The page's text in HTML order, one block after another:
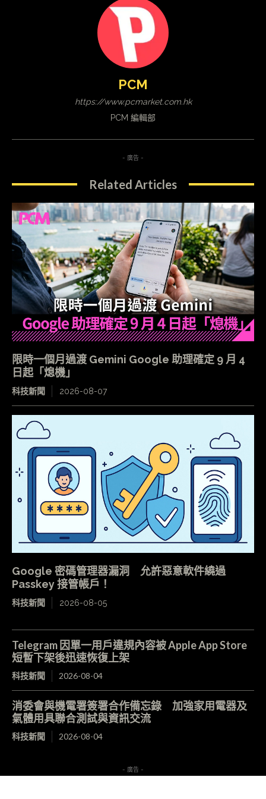
PCM
https://www.pcmarket.com.hk
PCM 編輯部
- 廣告 -
Related Articles
限時一個月過渡 Gemini Google 助理確定 9 月 4
日起「熄機」
科技新聞 2026-08-07
Google 密碼管理器漏洞 允許惡意軟件繞過
Passkey 接管帳戶！
科技新聞 2026-08-05
Telegram 因單一用戶違規內容被 Apple App Store
短暫下架後迅速恢復上架
科技新聞 2026-08-04
消委會與機電署簽署合作備忘錄 加強家用電器及
氣體用具聯合測試與資訊交流
科技新聞 2026-08-04
- 廣告 -